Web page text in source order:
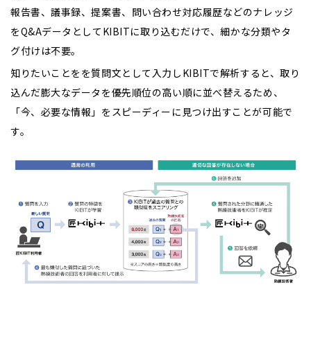
報告書、議事録、提案書、問い合わせ対応履歴などのナレッジ
をQ&AデータとしてKIBITに取り込むだけで、細かな分類やタ
グ付けは不要。
知りたいことをを質問文として入力しKIBITで解析すると、取り
込んだ膨大なデータを優先順位の高い順に並べ替えるため、
「今、必要な情報」をスピーディーに見つけ出すことが可能で
す。